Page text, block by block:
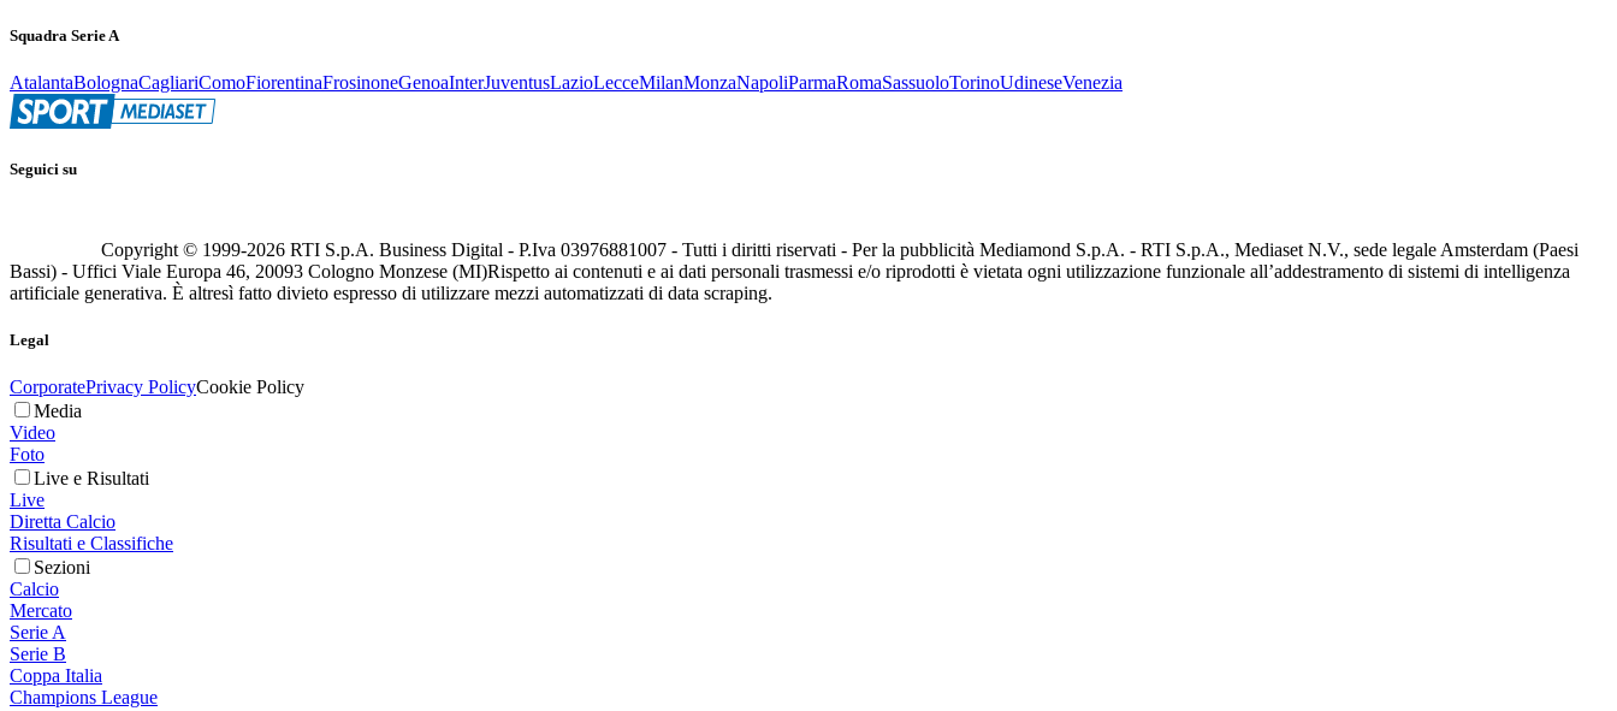
Squadra Serie A
AtalantaBolognaCagliariComoFiorentinaFrosinoneGenoaInterJuventusLazioLecceMilanMonzaNapoliParmaRomaSassuoloTorinoUdineseVenezia
Seguici su
Copyright © 1999-2026 RTI S.p.A. Business Digital - P.Iva 03976881007 - Tutti i diritti riservati - Per la pubblicità Mediamond S.p.A. - RTI S.p.A., Mediaset N.V., sede legale Amsterdam (Paesi
Bassi) - Uffici Viale Europa 46, 20093 Cologno Monzese (MI)Rispetto ai contenuti e ai dati personali trasmessi e/o riprodotti è vietata ogni utilizzazione funzionale all’addestramento di sistemi di intelligenza
artificiale generativa. È altresì fatto divieto espresso di utilizzare mezzi automatizzati di data scraping.
Legal
CorporatePrivacy PolicyCookie Policy
Media
Video
Foto
Live e Risultati
Live
Diretta Calcio
Risultati e Classifiche
Sezioni
Calcio
Mercato
Serie A
Serie B
Coppa Italia
Champions League